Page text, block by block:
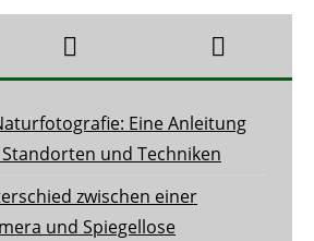
Eine Anleitung
und Techniken
zwischen einer
und Spiegellose